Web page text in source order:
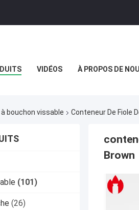
VIDÉOS À PROPOS DE
à bouchon vissable Conteneur De Fiole
(101)
(26)
Brown